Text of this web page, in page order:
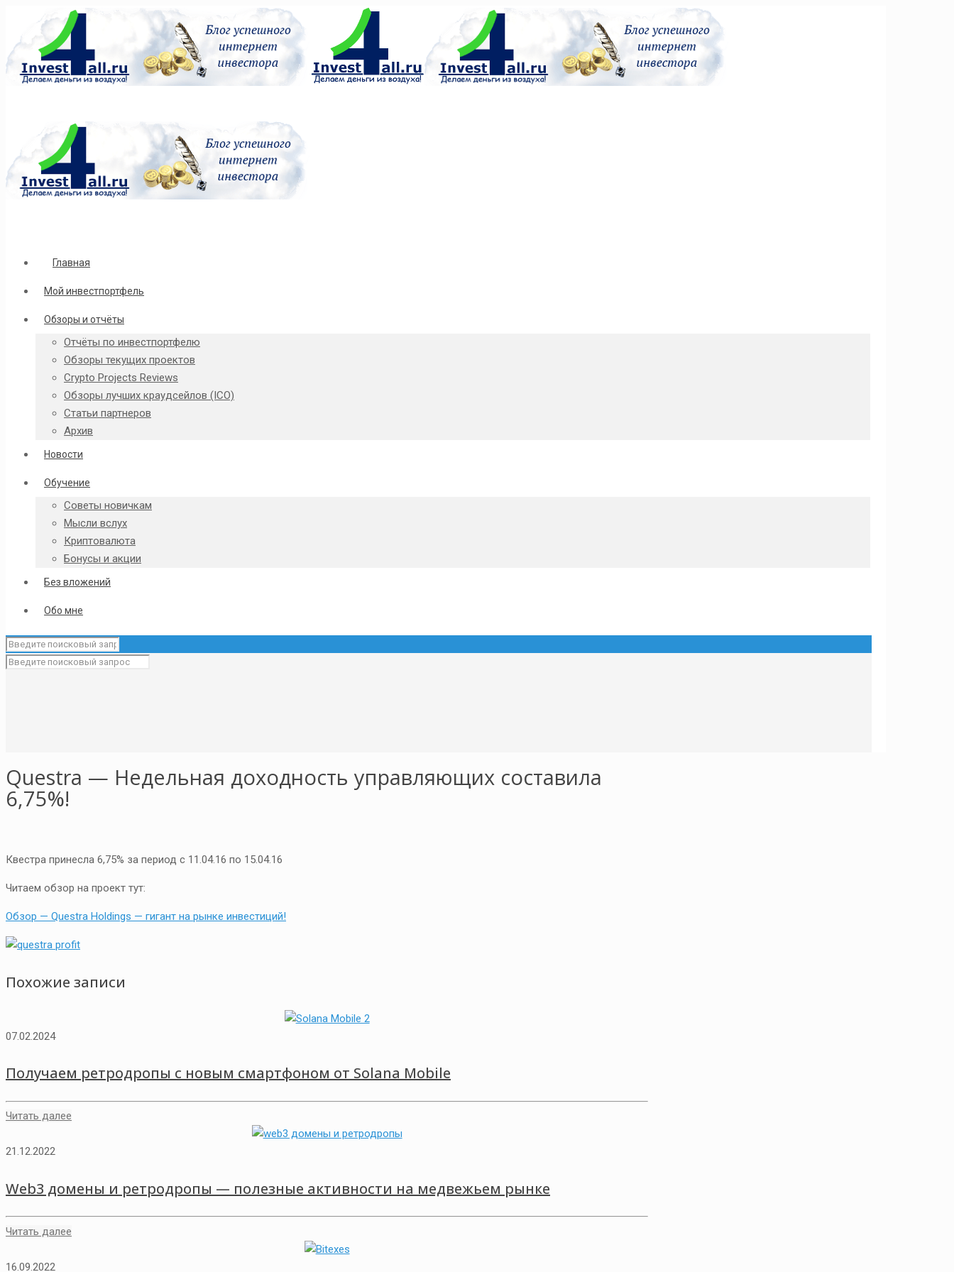
Главная
Мой инвестпортфель
Обзоры и отчёты
Отчёты по инвестпортфелю
Обзоры текущих проектов
Crypto Projects Reviews
Обзоры лучших краудсейлов (ICO)
Статьи партнеров
Архив
Новости
Обучение
Советы новичкам
Мысли вслух
Криптовалюта
Бонусы и акции
Без вложений
Обо мне
Questra — Недельная доходность управляющих составила
6,75%!
Квестра принесла 6,75% за период с 11.04.16 по 15.04.16
Читаем обзор на проект тут:
Обзор — Questra Holdings — гигант на рынке инвестиций!
Похожие записи
07.02.2024
Получаем ретродропы с новым смартфоном от Solana Mobile
Читать далее
21.12.2022
Web3 домены и ретродропы — полезные активности на медвежьем рынке
Читать далее
16.09.2022